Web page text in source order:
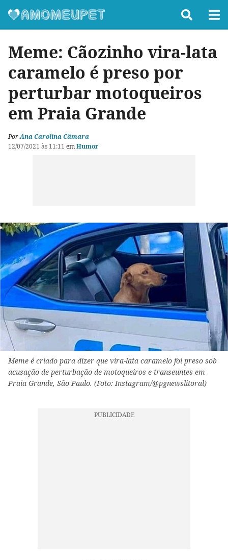
Meme: Cãozinho vira-lata
caramelo é preso por
perturbar motoqueiros
em Praia Grande
PorAna Carolina Câmara
12/07/2021 às 11:11 emHumor
Meme é criado para dizer que vira-lata caramelo foi preso sob
acusação de perturbação de motoqueiros e transeuntes em
Praia Grande, São Paulo. (Foto: Instagram/@pgnewslitoral)